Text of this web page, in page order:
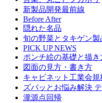
新製品開発最前線
Before After
隠れた名品
旬の野菜とタキゲン製
PICK UP NEWS
ポンチ絵の基礎と描き
図面の見方・書き方
キャビネット工業会
ズバッとお悩み解決
瀧源点回帰